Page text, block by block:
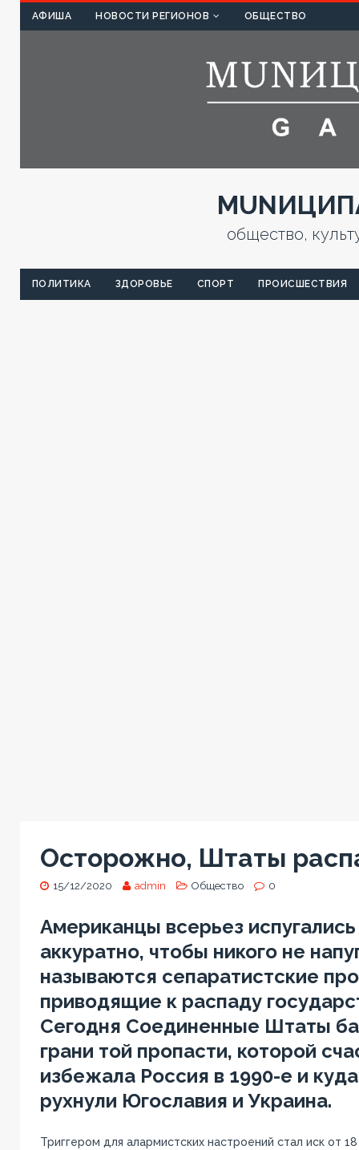
АФИША НОВОСТИ РЕГИОНОВ ОБЩЕСТВО
общество,
ПОЛИТИКА ЗДОРОВЬЕ СПОРТ ПРОИСШЕСТВИЯ
Осторожно, Штаты
15/12/2020 admin Общество 0
Американцы всерьез
аккуратно, чтобы никого не
называются сепаратистские
приводящие к распаду
Сегодня Соединенные Штаты
грани той пропасти, которой
избежала Россия в 1990-е и
рухнули Югославия и Украина.
Триггером для алармистских настроений стал иск от